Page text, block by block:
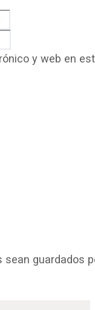
y web en
guardados